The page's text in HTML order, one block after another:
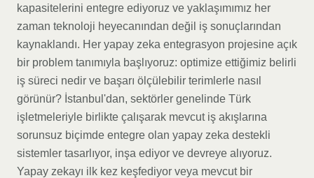
kapasitelerini entegre ediyoruz ve yaklaşımımız her
zaman teknoloji heyecanından değil iş sonuçlarından
kaynaklandı. Her yapay zeka entegrasyon projesine açık
bir problem tanımıyla başlıyoruz: optimize ettiğimiz belirli
iş süreci nedir ve başarı ölçülebilir terimlerle nasıl
görünür? İstanbul'dan, sektörler genelinde Türk
işletmeleriyle birlikte çalışarak mevcut iş akışlarına
sorunsuz biçimde entegre olan yapay zeka destekli
sistemler tasarlıyor, inşa ediyor ve devreye alıyoruz.
Yapay zekayı ilk kez keşfediyor veya mevcut bir